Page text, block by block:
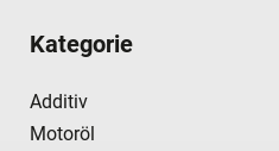
Kategorie
Additiv
Motoröl